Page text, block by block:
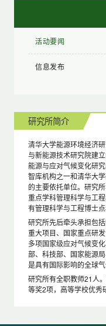
活动要闻
信息发布
研究所简介
清华大学能源环境经济
与新能源技术研究院建
能源与应对气候变化研
智库机构之一和清华大
的主要依托单位。研究
重点学科管理科学与工
有管理科学与工程博士点
研究所先后牵头承担包
重大项目、国家重点研
多项国家级应对气候变
部、科技部、国家能源
是具有国际影响的全球气
研究所有全职教师21人
等奖2项，高等学校优秀